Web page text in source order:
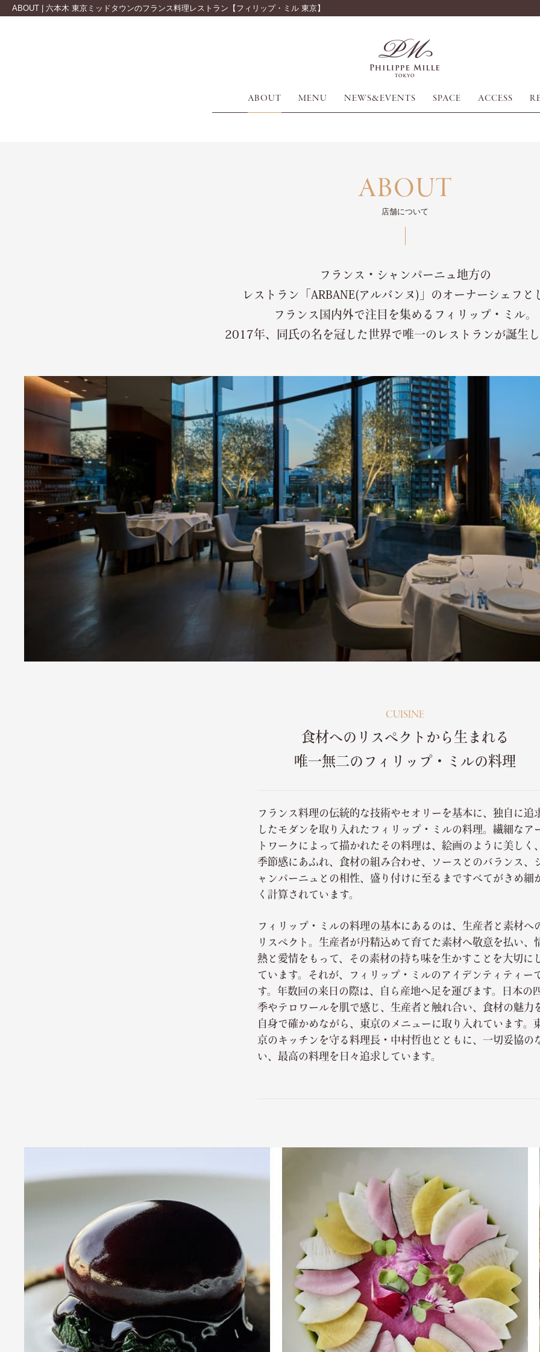
ABOUT | 六本木 東京ミッドタウンのフランス料理レストラン【フィリップ・ミル 東京】
ABOUT MENU NEWS&EVENTS SPACE ACCESS
ABOUT
店舗について
フランス・シャンパーニュ地方の
レストラン「ARBANE(アルバンヌ)」のオーナーシェフと
フランス国内外で注目を集めるフィリップ・ミル。
2017年、同氏の名を冠した世界で唯一のレストランが誕生し
CUISINE
食材へのリスペクトから生まれる
唯一無二のフィリップ・ミルの料理
フランス料理の伝統的な技術やセオリーを基本に、独自に追
したモダンを取り入れたフィリップ・ミルの料理。繊細なア
トワークによって描かれたその料理は、絵画のように美しく、
季節感にあふれ、食材の組み合わせ、ソースとのバランス、
ャンパーニュとの相性、盛り付けに至るまですべてがきめ細
く計算されています。
フィリップ・ミルの料理の基本にあるのは、生産者と素材へ
リスペクト。生産者が丹精込めて育てた素材へ敬意を払い、
熱と愛情をもって、その素材の持ち味を生かすことを大切に
ています。それが、フィリップ・ミルのアイデンティティー
す。年数回の来日の際は、自ら産地へ足を運びます。日本の
季やテロワールを肌で感じ、生産者と触れ合い、食材の魅力
自身で確かめながら、東京のメニューに取り入れています。
京のキッチンを守る料理長・中村哲也とともに、一切妥協の
い、最高の料理を日々追求しています。